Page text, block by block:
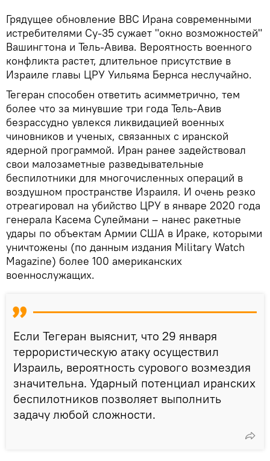
Грядущее обновление ВВС Ирана современными
истребителями Су-35 сужает "окно возможностей"
Вашингтона и Тель-Авива. Вероятность военного
конфликта растет, длительное присутствие в
Израиле главы ЦРУ Уильяма Бернса неслучайно.
Тегеран способен ответить асимметрично, тем
более что за минувшие три года Тель-Авив
безрассудно увлекся ликвидацией военных
чиновников и ученых, связанных с иранской
ядерной программой. Иран ранее задействовал
свои малозаметные разведывательные
беспилотники для многочисленных операций в
воздушном пространстве Израиля. И очень резко
отреагировал на убийство ЦРУ в январе 2020 года
генерала Касема Сулеймани – нанес ракетные
удары по объектам Армии США в Ираке, которыми
уничтожены (по данным издания Military Watch
Magazine) более 100 американских
военнослужащих.
Если Тегеран выяснит, что 29 января
террористическую атаку осуществил
Израиль, вероятность сурового возмездия
значительна. Ударный потенциал иранских
беспилотников позволяет выполнить
задачу любой сложности.